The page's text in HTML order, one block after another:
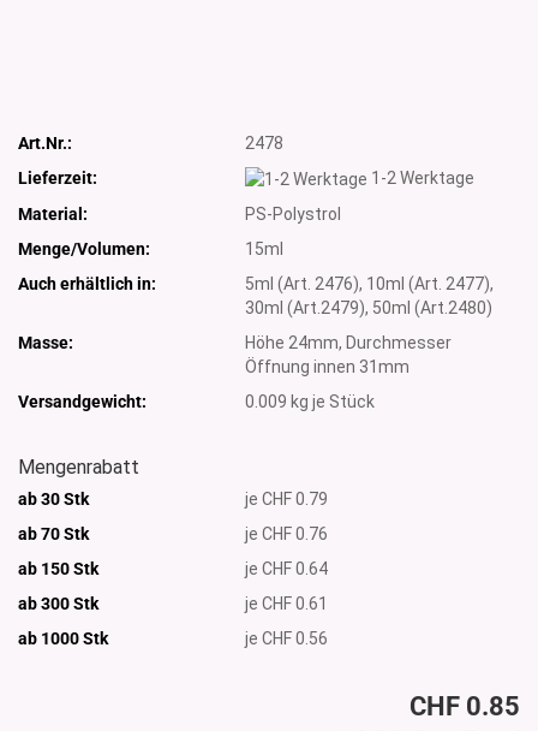
Art.Nr.:
2478
Lieferzeit:
1-2 Werktage
Material:
PS-Polystrol
Menge/Volumen:
15ml
Auch erhältlich in:
5ml (Art. 2476), 10ml (Art. 2477),
30ml (Art.2479), 50ml (Art.2480)
Masse:
Höhe 24mm, Durchmesser
Öffnung innen 31mm
Versandgewicht:
0.009 kg je Stück
Mengenrabatt
ab 30 Stk
je CHF 0.79
ab 70 Stk
je CHF 0.76
ab 150 Stk
je CHF 0.64
ab 300 Stk
je CHF 0.61
ab 1000Stk je CHF 0.56
CHF 0.85